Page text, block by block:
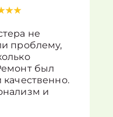
не
проблему,
был
и